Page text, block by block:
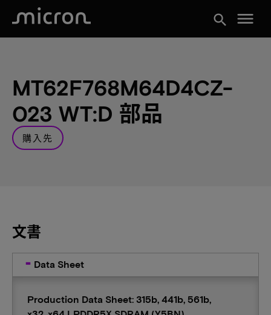
search menu
MT62F768M64D4CZ-
023 WT:D 部品
購入先
文書
Data Sheet
Production Data Sheet: 315b, 441b, 561b,